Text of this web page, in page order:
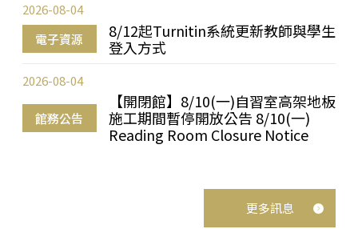
電子資源
8/12起Turnitin系統更新教師與學生
登入方式
2026-08-04
館務公告
【開閉館】8/10(一)自習室高架地板
施工期間暫停開放公告 8/10(一)
Reading Room Closure Notice
2026-08-04
更多訊息